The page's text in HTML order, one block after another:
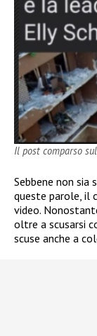
Il post comparso
Sebbene non sia
queste parole, il
video.
oltre a scusarsi
scuse anche a